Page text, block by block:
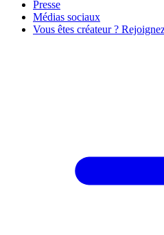
Presse
Médias sociaux
Vous êtes créateur ?